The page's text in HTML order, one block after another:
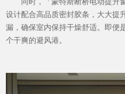
设计配合高品质密封胶条，大大提
漏，确保室内保持干燥舒适。即便
个干爽的避风港。